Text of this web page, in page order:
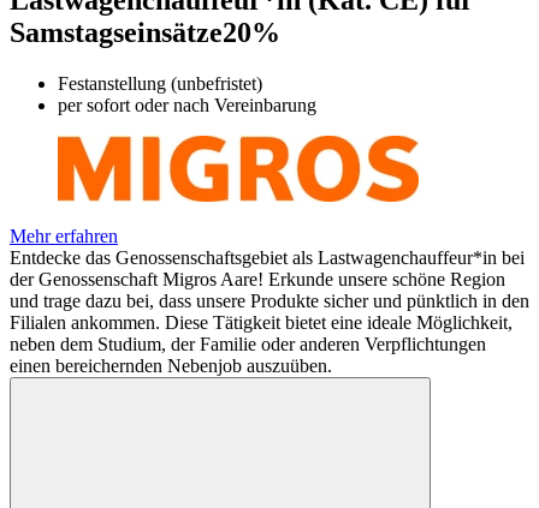
Samstagseinsätze20%
Festanstellung (unbefristet)
per sofort oder nach Vereinbarung
Mehr erfahren
Entdecke das Genossenschaftsgebiet als Lastwagenchauffeur*in bei
der Genossenschaft Migros Aare! Erkunde unsere schöne Region
und trage dazu bei, dass unsere Produkte sicher und pünktlich in den
Filialen ankommen. Diese Tätigkeit bietet eine ideale Möglichkeit,
neben dem Studium, der Familie oder anderen Verpflichtungen
einen bereichernden Nebenjob auszuüben.